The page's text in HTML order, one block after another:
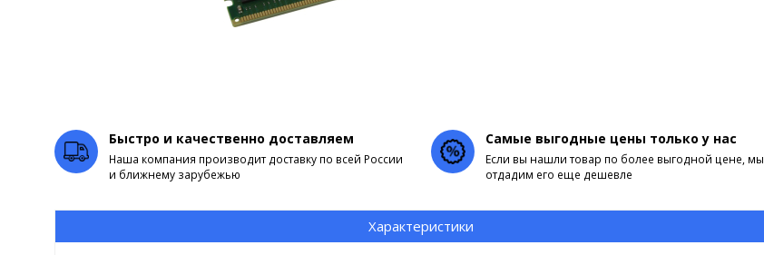
Быстро и качественно доставляем
Наша компания производит доставку по всей России
и ближнему зарубежью
Самые выгодные цены только у нас
Если вы нашли товар по более выгодной цене, мы
отдадим его еще дешевле
Характеристики